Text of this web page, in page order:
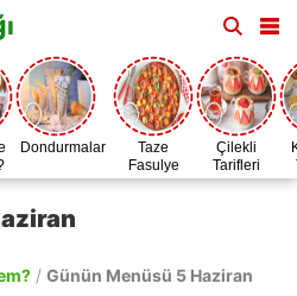
Dondurmalar
Taze
Fasulye
Zamanı
Çilekli
Tarifleri
/ Günün Menüsü 5 Haziran